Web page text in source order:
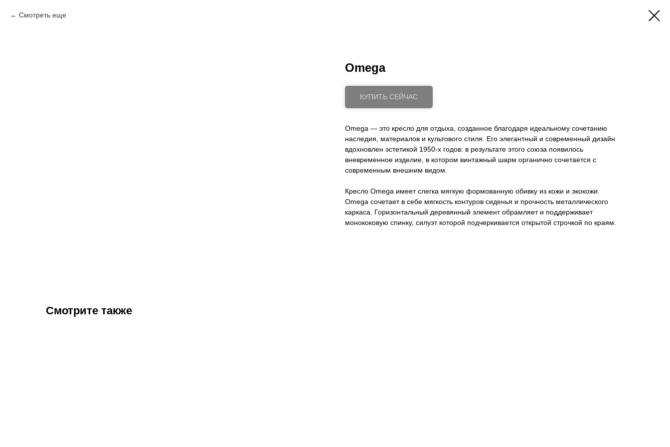
Смотреть еще
Omega
КУПИТЬ СЕЙЧАС
Omega — это кресло для отдыха, созданное благодаря идеальному сочетанию
наследия, материалов и культового стиля. Его элегантный и современный дизайн
вдохновлен эстетикой 1950-х годов: в результате этого союза появилось
вневременное изделие, в котором винтажный шарм органично сочетается с
современным внешним видом.
Кресло Omega имеет слегка мягкую формованную обивку из кожи и экокожи.
Omega сочетает в себе мягкость контуров сиденья и прочность металлического
каркаса. Горизонтальный деревянный элемент обрамляет и поддерживает
монококовую спинку, силуэт которой подчеркивается открытой строчкой по краям.
Смотрите также